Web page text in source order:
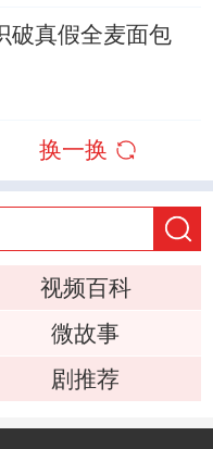
破真假全麦面包
换一换
视频百科
微故事
剧推荐